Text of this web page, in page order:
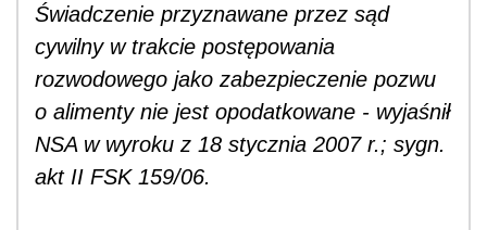
Świadczenie przyznawane przez sąd
cywilny w trakcie postępowania
rozwodowego jako zabezpieczenie pozwu
o alimenty nie jest opodatkowane - wyjaśnił
NSA w wyroku z 18 stycznia 2007 r.; sygn.
akt II FSK 159/06.